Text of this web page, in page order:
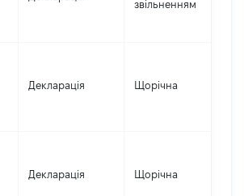
звільненням
Декларація Щорічна
Декларація Щорічна